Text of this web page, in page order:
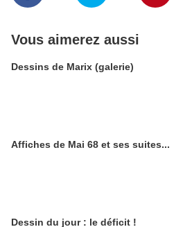
Vous aimerez aussi
Dessins de Marix (galerie)
Affiches de Mai 68 et ses suites...
Dessin du jour : le déficit !